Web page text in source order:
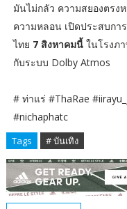
มันไม่กลัว ความสยองตรง
ความหลอน เปิดประสบก
ไทย 7 สิงหาคมนี้ในโรงภ
กับระบบ Dolby Atmos
# ท่าแร่ #ThaRae
#nichaphatc
Tags # บันเทิง